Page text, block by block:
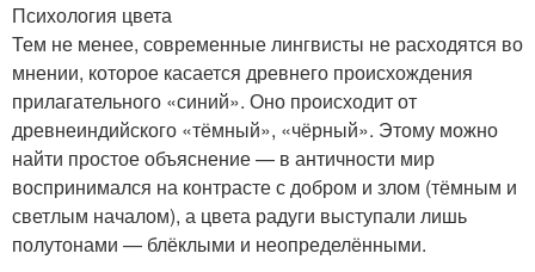
Психология цвета
Тем не менее, современные лингвисты не расходятся во
мнении, которое касается древнего происхождения
прилагательного «синий». Оно происходит от
древнеиндийского «тёмный», «чёрный». Этому можно
найти простое объяснение — в античности мир
воспринимался на контрасте с добром и злом (тёмным и
светлым началом), а цвета радуги выступали лишь
полутонами — блёклыми и неопределёнными.